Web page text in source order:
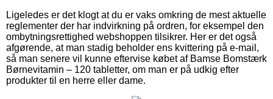
Ligeledes er det klogt at du er vaks omkring de mest aktuelle
reglementer der har indvirkning på ordren, for eksempel den
ombytningsrettighed webshoppen tilsikrer. Her er det også
afgørende, at man stadig beholder ens kvittering på e-mail,
så man senere vil kunne eftervise købet af Bamse Bomstærk
Børnevitamin – 120 tabletter, om man er på udkig efter
produkter til en herre eller dame.